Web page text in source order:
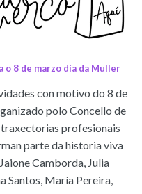
o 8 de marzo día da Muller
con motivo do 8 de
polo Concello de
traxectorias profesionais
parte da historia viva
Camborda, Julia
Santos, María Pereira,